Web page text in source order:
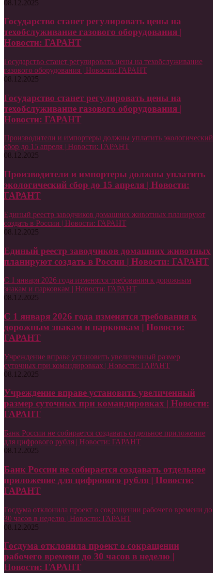
08.12.2025
Государство станет регулировать цены на
техобслуживание газового оборудования |
Новости: ГАРАНТ
Государство станет регулировать цены на техобслуживание
газового оборудования | Новости: ГАРАНТ
08.12.2025
Государство станет регулировать цены на
техобслуживание газового оборудования |
Новости: ГАРАНТ
Производители и импортеры должны уплатить экологический
сбор до 15 апреля | Новости: ГАРАНТ
08.12.2025
Производители и импортеры должны уплатить
экологический сбор до 15 апреля | Новости:
ГАРАНТ
Единый реестр заводчиков домашних животных планируют
создать в России | Новости: ГАРАНТ
08.12.2025
Единый реестр заводчиков домашних животных
планируют создать в России | Новости: ГАРАНТ
С 1 января 2026 года изменятся требования к дорожным
знакам и парковкам | Новости: ГАРАНТ
08.12.2025
С 1 января 2026 года изменятся требования к
дорожным знакам и парковкам | Новости:
ГАРАНТ
Учреждение вправе установить увеличенный размер
суточных при командировках | Новости: ГАРАНТ
08.12.2025
Учреждение вправе установить увеличенный
размер суточных при командировках | Новости:
ГАРАНТ
Банк России не собирается создавать отдельное приложение
для цифрового рубля | Новости: ГАРАНТ
08.12.2025
Банк России не собирается создавать отдельное
приложение для цифрового рубля | Новости:
ГАРАНТ
Госдума отклонила проект о сокращении рабочего времени до
30 часов в неделю | Новости: ГАРАНТ
08.12.2025
Госдума отклонила проект о сокращении
рабочего времени до 30 часов в неделю |
Новости: ГАРАНТ